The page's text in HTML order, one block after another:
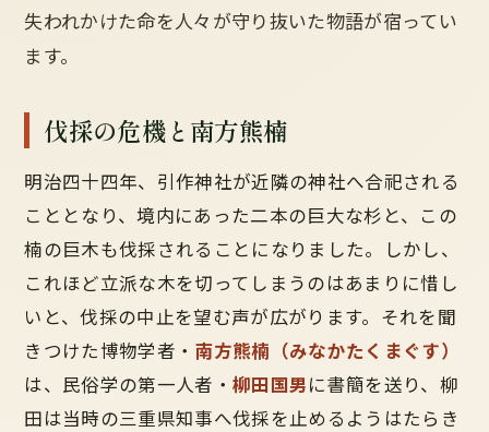
失われかけた命を人々が守り抜いた物語が宿ってい
ます。
伐採の危機と南方熊楠
明治四十四年、引作神社が近隣の神社へ合祀される
こととなり、境内にあった二本の巨大な杉と、この
楠の巨木も伐採されることになりました。しかし、
これほど立派な木を切ってしまうのはあまりに惜し
いと、伐採の中止を望む声が広がります。それを聞
きつけた博物学者・ 南方熊楠（みなかたくまぐす）
は、民俗学の第一人者・柳田国男に書簡を送り、柳
田は当時の三重県知事へ伐採を止めるようはたらき